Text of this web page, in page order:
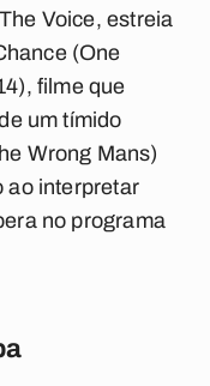
Voice, estreia
(One
filme que
um tímido
Wrong Mans)
ao interpretar
no programa